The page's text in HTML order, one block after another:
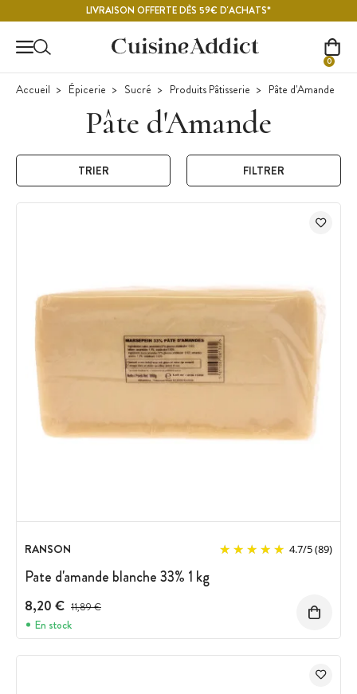
LIVRAISON OFFERTE DÈS 59€ D'ACHATS*
0
Accueil Épicerie Sucré Produits Pâtisserie Pâte d'Amande
Pâte d'Amande
TRIER FILTRER
RANSON 4.7/5(89)
Pate d'amande blanche 33% 1 kg
8,20 € Prix avant réduction :
11,89 €
En stock